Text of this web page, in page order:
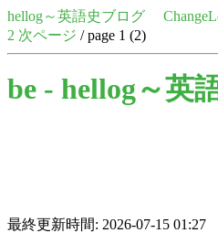
hellog～英語史ブログ
2 次ページ / page 1 (2)
be - hellog～英
最終更新時間: 2026-07-15 01:27